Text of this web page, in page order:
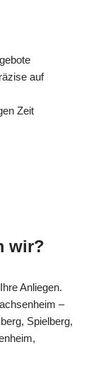
auf
Zeit
wir?
Anliegen.
–
Spielberg,